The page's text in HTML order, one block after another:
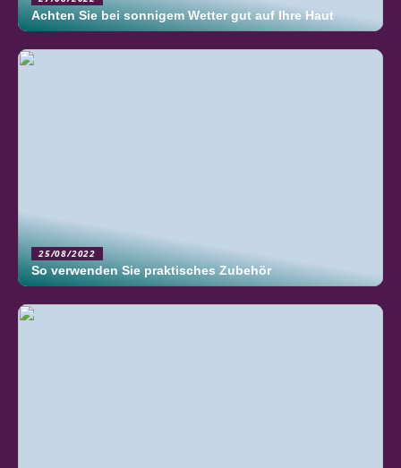
Achten Sie bei sonnigem Wetter gut auf Ihre Haut
25/08/2022
So verwenden Sie praktisches Zubehör